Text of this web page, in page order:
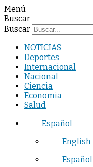
Menú
Buscar
Buscar
NOTICIAS
Deportes
Internacional
Nacional
Ciencia
Economia
Salud
Español
English
Español